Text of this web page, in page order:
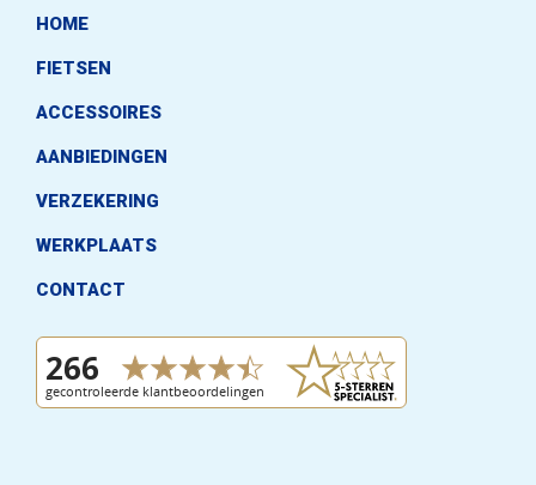
HOME
FIETSEN
ACCESSOIRES
AANBIEDINGEN
VERZEKERING
WERKPLAATS
CONTACT